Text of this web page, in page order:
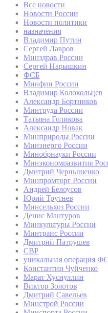
Все новости
Новости России
Новости политики
назначения
Владимир Путин
Сергей Лавров
Минздрав России
Сергей Нарышкин
ФСБ
Минфин России
Владимир Колокольцев
Александр Бортников
Минтруда России
Татьяна Голикова
Александр Новак
Минприроды России
Минэнерго России
Минобрнауки России
Минэкономразвития
Дмитрий Чернышенко
Минпромторг России
Андрей Белоусов
Юрий Трутнев
Минсельхоз России
Денис Мантуров
Минкультуры России
Минтранс России
Дмитрий Патрушев
СВР
уникальная операция
Константин Чуйченко
Марат Хуснуллин
Виктор Золотов
Дмитрий Савельев
Минстрой России